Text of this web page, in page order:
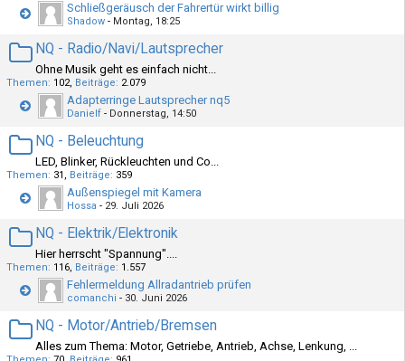
Schließgeräusch der Fahrertür wirkt billig
Shadow - Montag, 18:25
NQ - Radio/Navi/Lautsprecher
Ohne Musik geht es einfach nicht...
Themen 102 Beiträge 2.079
Adapterringe Lautsprecher nq5
Danielf - Donnerstag, 14:50
NQ - Beleuchtung
LED, Blinker, Rückleuchten und Co...
Themen 31 Beiträge 359
Außenspiegel mit Kamera
Hossa - 29. Juli 2026
NQ - Elektrik/Elektronik
Hier herrscht "Spannung"....
Themen 116 Beiträge 1.557
Fehlermeldung Allradantrieb prüfen
comanchi - 30. Juni 2026
NQ - Motor/Antrieb/Bremsen
Alles zum Thema: Motor, Getriebe, Antrieb, Achse, Lenkung, ...